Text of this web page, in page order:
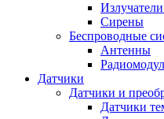
Излучатели
Сирены
Беспроводные
Антенны
Датчики
Датчики и
Датчики